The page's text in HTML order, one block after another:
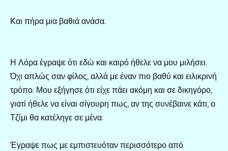
Και πήρα μια βαθιά ανάσα.
Η Λόρα έγραψε ότι εδώ και καιρό ήθελε να μου μιλήσει.
Όχι απλώς σαν φίλος, αλλά με έναν πιο βαθύ και ειλικρινή
τρόπο. Μου εξήγησε ότι είχε πάει ακόμη και σε δικηγόρο,
γιατί ήθελε να είναι σίγουρη πως, αν της συνέβαινε κάτι, ο
Τζίμι θα κατέληγε σε μένα.
Έγραψε πως με εμπιστευόταν περισσότερο από